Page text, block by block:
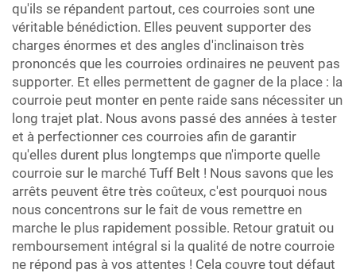
qu'ils se répandent partout, ces courroies sont une
véritable bénédiction. Elles peuvent supporter des
charges énormes et des angles d'inclinaison très
prononcés que les courroies ordinaires ne peuvent pas
supporter. Et elles permettent de gagner de la place : la
courroie peut monter en pente raide sans nécessiter un
long trajet plat. Nous avons passé des années à tester
et à perfectionner ces courroies afin de garantir
qu'elles durent plus longtemps que n'importe quelle
courroie sur le marché Tuff Belt ! Nous savons que les
arrêts peuvent être très coûteux, c'est pourquoi nous
nous concentrons sur le fait de vous remettre en
marche le plus rapidement possible. Retour gratuit ou
remboursement intégral si la qualité de notre courroie
ne répond pas à vos attentes ! Cela couvre tout défaut